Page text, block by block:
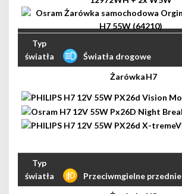
Światła drogowe
H7
Przeciwmgielne przednie